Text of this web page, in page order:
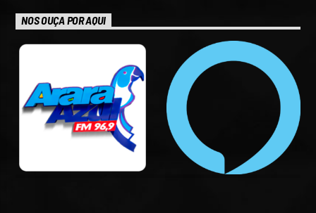
NOS OUÇA POR AQUI